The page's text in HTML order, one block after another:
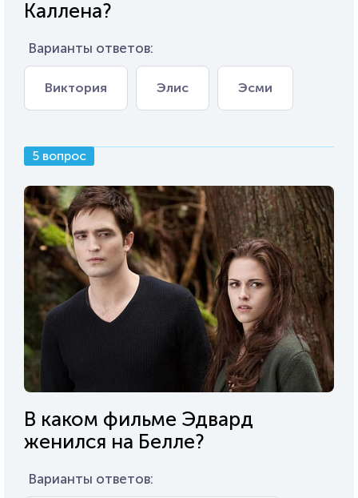
Каллена?
Варианты ответов:
Виктория Элис Эсми
5 вопрос
В каком фильме Эдвард
женился на Белле?
Варианты ответов: